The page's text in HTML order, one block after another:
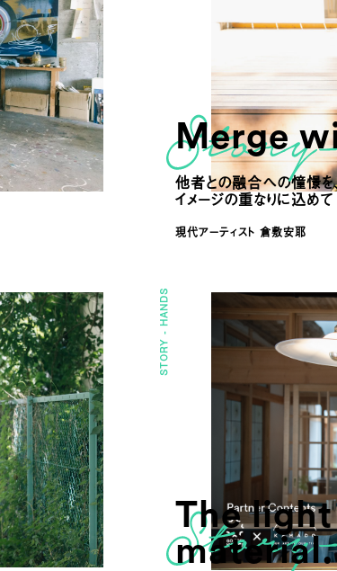
Merge
他者との融合への憧憬を
イメージの重なりに込めて
現代アーティスト 倉敷安耶
STORY -
HANDS
The
material.